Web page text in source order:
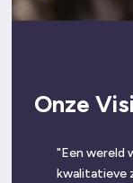
Onze
"Een wereld
kwalitatieve